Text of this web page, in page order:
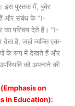
इस पुस्तक में, बुबेर
हैं और संबंध के “I-
का परिचय देते हैं। “I-
है, जहां व्यक्ति एक-
के रूप में देखते हैं और
को अपनाने की
(Emphasis on
in Education):